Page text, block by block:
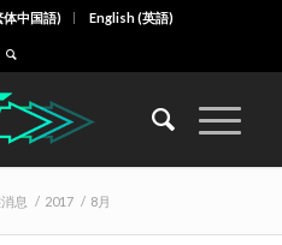
体中国語) English(英語)
息 / 2017 / 8月